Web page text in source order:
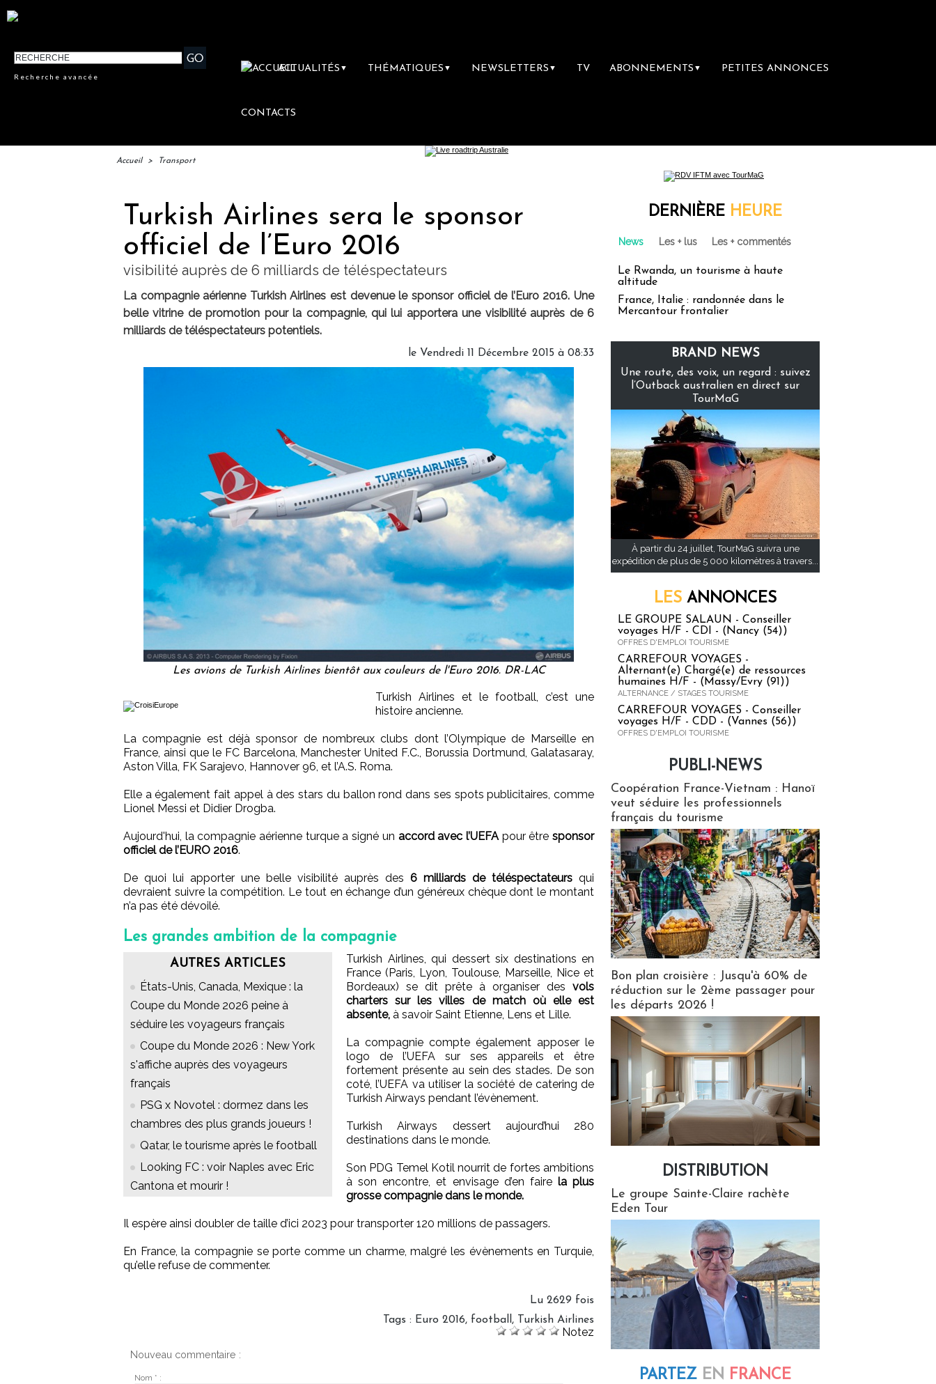
Recherche avancée
ACTUALITÉS ▼ THÉMATIQUES ▼ NEWSLETTERS ▼ TV ABONNEMENTS ▼ PETITES ANNONCES
CONTACTS
Accueil > Transport
Turkish Airlines sera le sponsor
officiel de l’Euro 2016
visibilité auprès de 6 milliards de téléspectateurs
La compagnie aérienne Turkish Airlines est devenue le sponsor officiel de l’Euro 2016. Une
belle vitrine de promotion pour la compagnie, qui lui apportera une visibilité auprès de 6
milliards de téléspectateurs potentiels.
le Vendredi 11 Décembre 2015 à 08:33
Les avions de Turkish Airlines bientôt aux couleurs de l'Euro 2016. DR-LAC
Turkish Airlines et le football, c’est une
histoire ancienne.
La compagnie est déjà sponsor de nombreux clubs dont l’Olympique de Marseille en
France, ainsi que le FC Barcelona, Manchester United F.C., Borussia Dortmund, Galatasaray,
Aston Villa, FK Sarajevo, Hannover 96, et l’A.S. Roma.
Elle a également fait appel à des stars du ballon rond dans ses spots publicitaires, comme
Lionel Messi et Didier Drogba.
Aujourd'hui, la compagnie aérienne turque a signé un accord avec l’UEFA pour êtresponsor
officiel de l’EURO 2016.
De quoi lui apporter une belle visibilité auprès des 6 milliards de téléspectateurs qui
devraient suivre la compétition. Le tout en échange d’un généreux chèque dont le montant
n’a pas été dévoilé.
Les grandes ambition de la compagnie
AUTRES ARTICLES
États-Unis, Canada, Mexique : la
Coupe du Monde 2026 peine à
séduire les voyageurs français
Coupe du Monde 2026 : New York
s'affiche auprès des voyageurs
français
PSG x Novotel : dormez dans les
chambres des plus grands joueurs !
Qatar, le tourisme après le football
Looking FC : voir Naples avec Eric
Cantona et mourir !
Turkish Airlines, qui dessert six destinations en
France (Paris, Lyon, Toulouse, Marseille, Nice et
Bordeaux) se dit prête à organiser des vols
charters sur les villes de match où elle est
absente, à savoir Saint Etienne, Lens et Lille.
La compagnie compte également apposer le
logo de l’UEFA sur ses appareils et être
fortement présente au sein des stades. De son
coté, l’UEFA va utiliser la société de catering de
Turkish Airways pendant l’évènement.
Turkish Airways dessert aujourd’hui 280
destinations dans le monde.
Son PDG Temel Kotil nourrit de fortes ambitions
à son encontre, et envisage d’en faire la plus
grosse compagnie dans le monde.
Il espère ainsi doubler de taille d’ici 2023 pour transporter 120 millions de passagers.
En France, la compagnie se porte comme un charme, malgré les évènements en Turquie,
qu’elle refuse de commenter.
Lu 2629 fois
Tags : Euro 2016, football , Turkish Airlines
Notez
Nouveau commentaire :
Nom * :
DERNIÈRE HEURE
News Les + lus Les + commentés
Le Rwanda, un tourisme à haute
altitude
France, Italie : randonnée dans le
Mercantour frontalier
BRAND NEWS
Une route, des voix, un regard : suivez
l’Outback australien en direct sur
TourMaG
À partir du 24 juillet, TourMaG suivra une
expédition de plus de 5 000 kilomètres à travers...
LES ANNONCES
LE GROUPE SALAUN - Conseiller
voyages H/F - CDI - (Nancy (54))
OFFRES D'EMPLOI TOURISME
CARREFOUR VOYAGES -
Alternant(e) Chargé(e) de ressources
humaines H/F - (Massy/Evry (91))
ALTERNANCE / STAGES TOURISME
CARREFOUR VOYAGES - Conseiller
voyages H/F - CDD - (Vannes (56))
OFFRES D'EMPLOI TOURISME
PUBLI-NEWS
Coopération France-Vietnam : Hanoï
veut séduire les professionnels
français du tourisme
Bon plan croisière : Jusqu'à 60% de
réduction sur le 2ème passager pour
les départs 2026 !
DISTRIBUTION
Le groupe Sainte-Claire rachète
Eden Tour
PARTEZ EN FRANCE